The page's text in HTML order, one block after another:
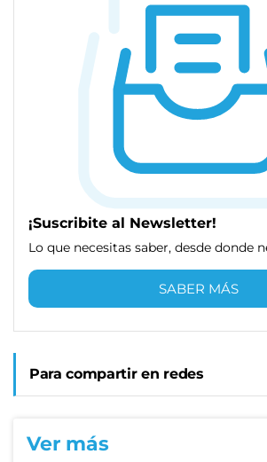
¡Suscribite al Newsletter!
Lo que necesitas saber, desde donde
SABER MÁS
Para compartir en redes
Ver más